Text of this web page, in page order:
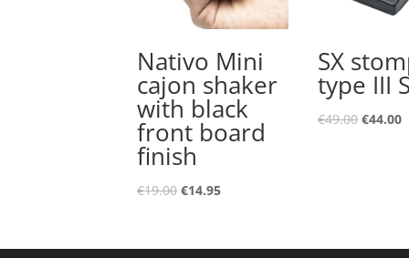
Nativo Mini
cajon shaker
with black
front board
finish
€19.00 Oorspronkelijke
€19.00.
€14.95Huidige
€14.95.
SX
type III
€49.00 €44.00